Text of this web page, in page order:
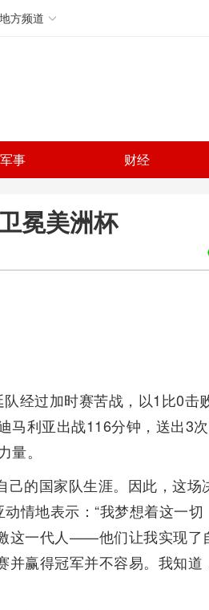
地方频道
军事 财经
冕美洲杯
经过加时赛苦战，以1比0击
马利亚出战116分钟，送出3
。
的国家队生涯。因此，这场
情地表示：“我梦想着这一
这一代人——他们让我实现了
赢得冠军并不容易。我知道